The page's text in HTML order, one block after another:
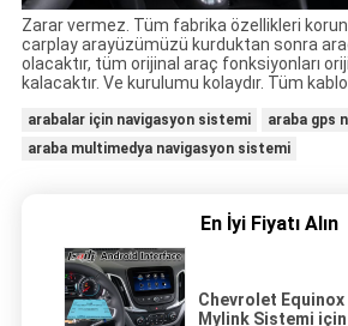
Zarar vermez. Tüm fabrika özellikleri
carplay arayüzümüzü kurduktan sonra
olacaktır, tüm orijinal araç fonksiyonları
kalacaktır. Ve kurulumu kolaydır. Tüm
arabalar için navigasyon sistemi
araba gps
araba multimedya navigasyon sistemi
En İyi Fiyatı Alın
Chevrolet
Mylink Sistemi